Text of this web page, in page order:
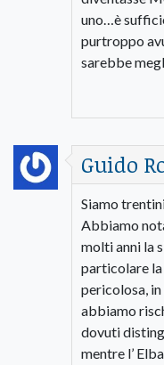
uno…è
purtroppo
sarebbe
Guido
Siamo
Abbiamo
molti anni la
particolare
pericolosa,
abbiamo
dovuti
mentre l’